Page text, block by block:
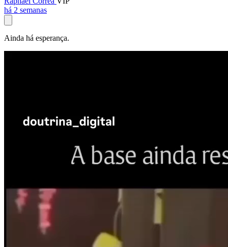
há 2 semanas
Ainda há esperança.